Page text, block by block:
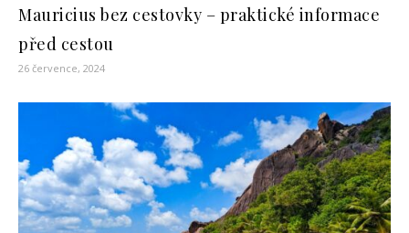
Mauricius bez cestovky – praktické informace
před cestou
26 července, 2024